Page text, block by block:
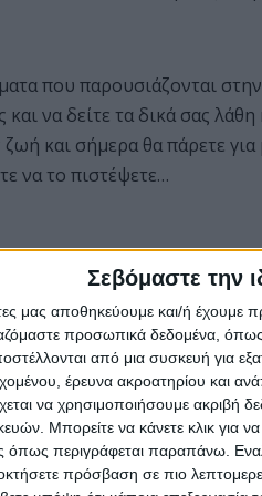
Σεβόμαστε την
μας αποθηκεύουμε και/ή
προσωπικά δεδομένα,
από μια συσκευή για
έρευνα ακροατηρίου και
να χρησιμοποιήσουμε ακριβή
Μπορείτε να κάνετε κλικ για να
περιγράφεται παραπάνω.
πρόσβαση σε πιο
που παρουσιάζονται
να δείτε τα δικά σας λάθη
και σήμερα θα πάρετε
να το πιστέψετε…
σήμερα στον επαγγελματικό
το πουθενά προβλήματα με
υγεία σας. Παρόλα αυτά
τον γιατρό σας για
βάρος φαίνεται να φεύγει
τα πράγματα θα